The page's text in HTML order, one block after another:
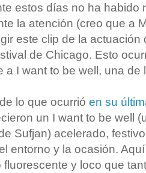
estos días no ha habido
la atención (creo que a
este clip de la
de Chicago. Esto
a I want to be well, una
lo que ocurrió en su
un I want to be well
Sufjan) acelerado,
entorno y la ocasión.
fluorescente y loco que